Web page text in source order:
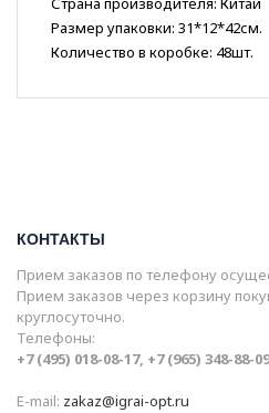
Размер упаковки: 31*12*42см.
Количество в коробке: 48шт.
КОНТАКТЫ
Прием заказов по телефону
Прием заказов через корзину
круглосуточно.
Телефоны:
+7 (495) 018-08-17, +7 (965) 348-88-09
E-mail: zakaz@igrai-opt.ru